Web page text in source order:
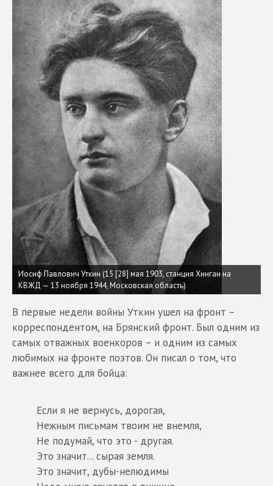
Иосиф Павлович Уткин (15 [28] мая 1903, станция Хинган на
КВЖД — 13 ноября 1944, Московская область)
В первые недели войны Уткин ушел на фронт –
корреспондентом, на Брянский фронт. Был одним из
самых отважных военкоров – и одним из самых
любимых на фронте поэтов. Он писал о том, что
важнее всего для бойца:
Если я не вернусь, дорогая,
Нежным письмам твоим не внемля,
Не подумай, что это - другая.
Это значит... сырая земля.
Это значит, дубы-нелюдимы